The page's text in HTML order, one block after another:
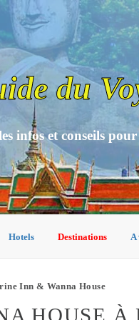
du
infos et conseils
Hotels Destinations A
Inn & Wanna House
HOUSE À